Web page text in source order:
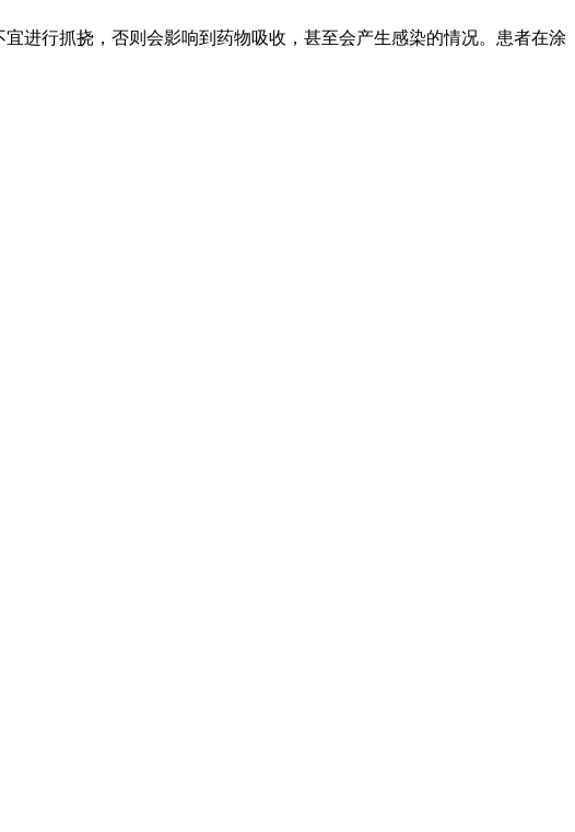
进行抓挠，否则会影响到药物吸收，甚至会产生感染的情况。患者在涂